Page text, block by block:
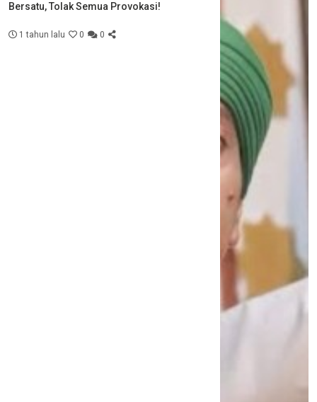
Bersatu, Tolak Semua Provokasi!
1 tahun lalu 0 0